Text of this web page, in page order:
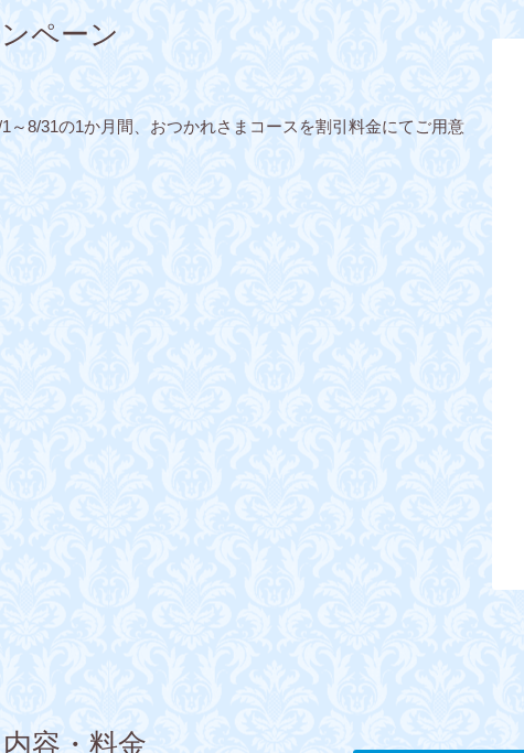
ペーン
～8/31の1か月間、おつかれさまコースを割引料金にてご用意
容・料金